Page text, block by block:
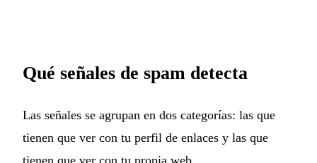
Qué señales de spam detecta
Las señales se agrupan en dos categorías: las que
tienen que ver con tu perfil de enlaces y las que
tienen que ver con tu propia web.